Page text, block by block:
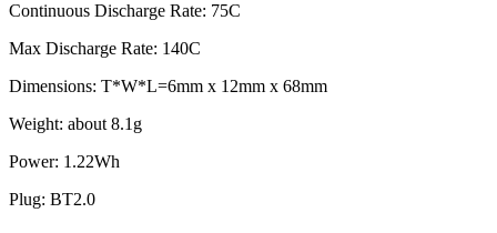
Continuous Discharge Rate: 75C
Max Discharge Rate: 140C
Dimensions: T*W*L=6mm x 12mm x 68mm
Weight: about 8.1g
Power: 1.22Wh
Plug: BT2.0